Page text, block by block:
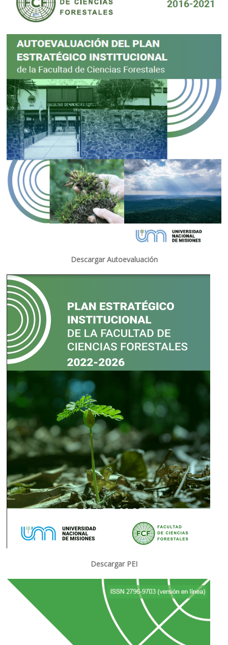
Descargar Autoevaluación
Descargar PEI